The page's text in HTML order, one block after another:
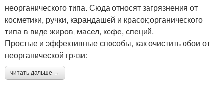
неорганического типа. Сюда относят загрязнения от
косметики, ручки, карандашей и красок;органического
типа в виде жиров, масел, кофе, специй.
Простые и эффективные способы, как очистить обои от
неорганической грязи:
читать дальше →